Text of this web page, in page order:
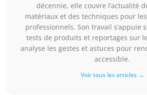
décennie, elle couvre l’actualité
matériaux et des techniques pour
professionnels. Son travail s’appuie
tests de produits et reportages sur
analyse les gestes et astuces pour
accessible.
Voir tous les articles →